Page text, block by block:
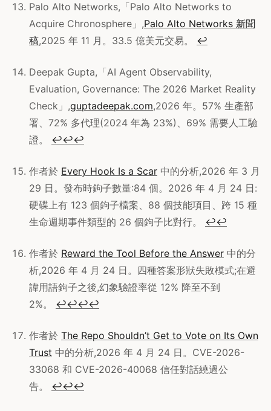
Palo Alto Networks,「Palo Alto Networks to
Acquire Chronosphere」,Palo Alto Networks 新聞
稿,2025 年 11 月。33.5 億美元交易。 ↩
Deepak Gupta,「AI Agent Observability,
Evaluation, Governance: The 2026 Market Reality
Check」,guptadeepak.com,2026 年。57% 生產部
署、72% 多代理(2024 年為 23%)、69% 需要人工驗
證。 ↩↩↩
作者於 Every Hook Is a Scar 中的分析,2026 年 3 月
29 日。發布時鉤子數量:84 個。2026 年 4 月 24 日:
硬碟上有 123 個鉤子檔案、88 個技能項目、跨 15 種
生命週期事件類型的 26 個鉤子比對行。 ↩↩
作者於 Reward the Tool Before the Answer 中的分
析,2026 年 4 月 24 日。四種答案形狀失敗模式;在避
諱用語鉤子之後,幻象驗證率從 12% 降至不到
2%。 ↩↩↩↩
作者於 The Repo Shouldn’t Get to Vote on Its Own
Trust 中的分析,2026 年 4 月 24 日。CVE-2026-
33068 和 CVE-2026-40068 信任對話繞過公
告。 ↩↩↩